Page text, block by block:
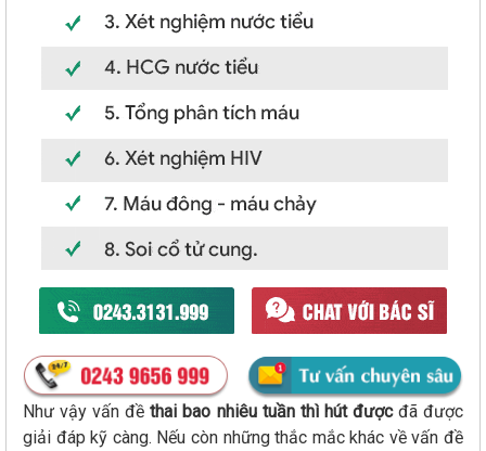
Như vậy vấn đềthai bao nhiêu tuần thì hút đượcđã được
giải đáp kỹ càng. Nếu còn những thắc mắc khác về vấn đề